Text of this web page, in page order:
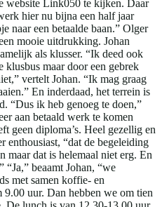
website Link050 te kijken. Daar
hier nu bijna een half jaar
naar een betaalde baan.” Olger
mooie uitdrukking. Johan
als klusser. “Ik deed ook
klusbus maar door een gebrek
vertelt Johan. “Ik mag graag
En inderdaad, het terrein is
“Dus ik heb genoeg te doen,”
aan betaald werk te komen
geen diploma’s. Heel gezellig en
enthousiast, “dat de begeleiding
maar dat is helemaal niet erg. En
“Ja,” beaamt Johan, “we
met samen koffie- en
9.00 uur. Dan hebben we om tien